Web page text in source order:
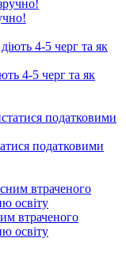
4-5 черг та як
податковими
втраченого
освіту